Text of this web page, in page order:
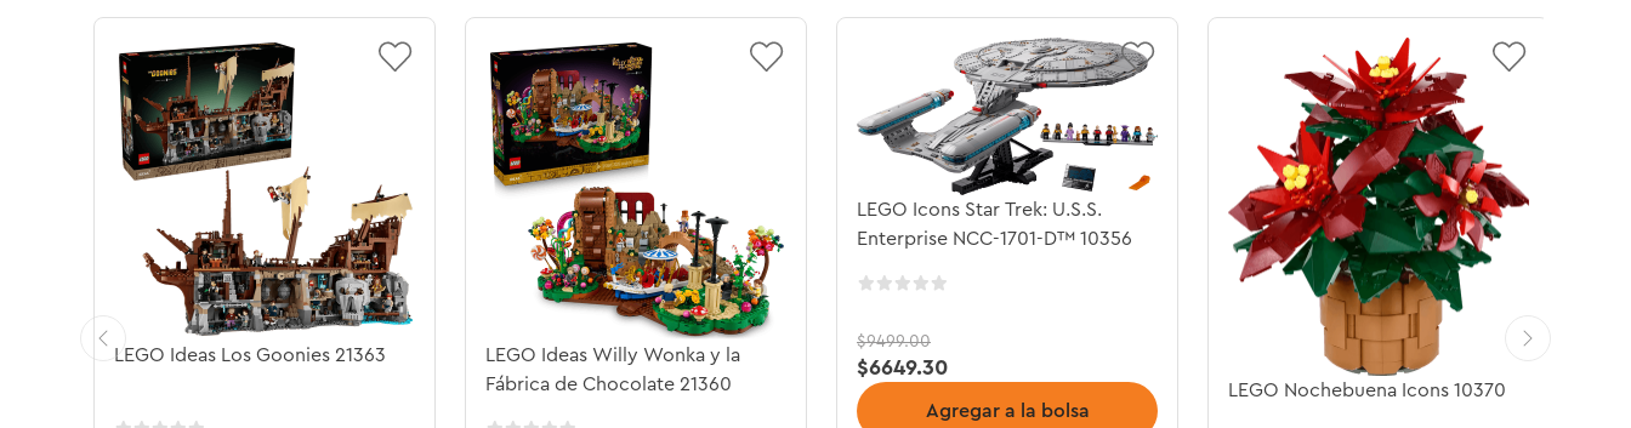
LEGO Ideas Los Goonies 21363
LEGO Ideas Willy Wonka y la
Fábrica de Chocolate 21360
LEGO Icons Star Trek: U.S.S.
Enterprise NCC-1701-D™ 10356
$9499.00
$6649.30
Agregar a la bolsa
LEGO Nochebuena Icons 10370